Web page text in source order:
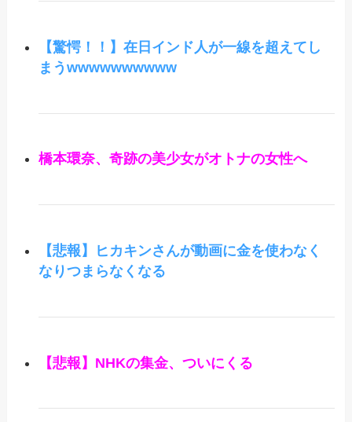
【驚愕！！】在日インド人が一線を超えてし
まうwwwwwwwwww
橋本環奈、奇跡の美少女がオトナの女性へ
【悲報】ヒカキンさんが動画に金を使わなく
なりつまらなくなる
【悲報】NHKの集金、ついにくる